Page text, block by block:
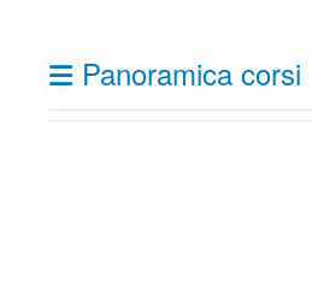
Blocchi
Panoramica corsi